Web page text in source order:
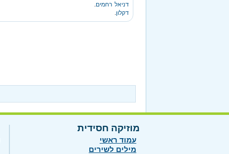
דניאל רחמים.
דקלון.
מוזיקה חסידית
עמוד ראשי
מילים לשירים